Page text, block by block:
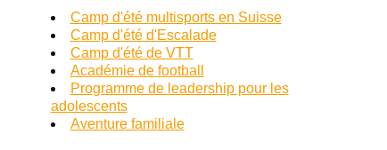
Camp d'été multisports en Suisse
Camp d'été d'Escalade
Camp d'été de VTT
Académie de football
Programme de leadership pour les
adolescents
Aventure familiale